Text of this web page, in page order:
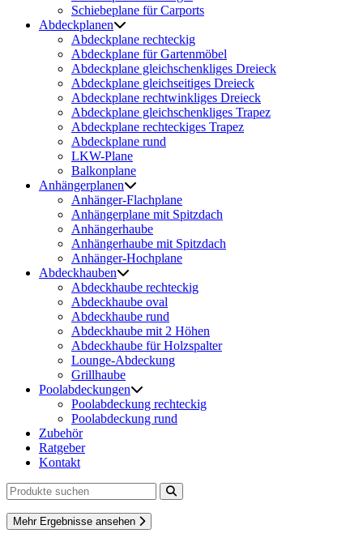
Schiebeplane für Carports
Abdeckplanen
Abdeckplane rechteckig
Abdeckplane für Gartenmöbel
Abdeckplane gleichschenkliges Dreieck
Abdeckplane gleichseitiges Dreieck
Abdeckplane rechtwinkliges Dreieck
Abdeckplane gleichschenkliges Trapez
Abdeckplane rechteckiges Trapez
Abdeckplane rund
LKW-Plane
Balkonplane
Anhängerplanen
Anhänger-Flachplane
Anhängerplane mit Spitzdach
Anhängerhaube
Anhängerhaube mit Spitzdach
Anhänger-Hochplane
Abdeckhauben
Abdeckhaube rechteckig
Abdeckhaube oval
Abdeckhaube rund
Abdeckhaube mit 2 Höhen
Abdeckhaube für Holzspalter
Lounge-Abdeckung
Grillhaube
Poolabdeckungen
Poolabdeckung rechteckig
Poolabdeckung rund
Zubehör
Ratgeber
Kontakt
Mehr Ergebnisse ansehen